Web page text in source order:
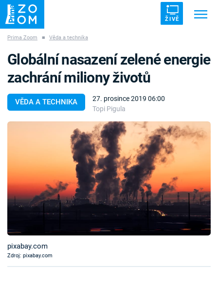
ŽIVĚ
ZÁHADY VETŘELCI DÁVNOVĚKU
Pořady
TV Program
Sledujte prima+
Prima Zoom ■ Věda a technika
VĚDA A TECHNIKA
27. prosince 2019 06:00
Topi Pigula
Globální nasazení zelené energie
zachrání miliony životů
pixabay.com
Zdroj: pixabay.com